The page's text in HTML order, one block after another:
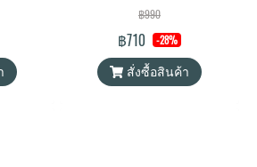
15W
by
ด้รับ
แถม
4200mAh QC 3.0 | PD 15W
พาวเวอร์แบงค์ Orsen by
Eloop ของแท้ 100% ได้รับ
มาตรฐานมอก.2879-2560 แถม
฿990
฿710 -28%
สั่งซื้อสินค้า